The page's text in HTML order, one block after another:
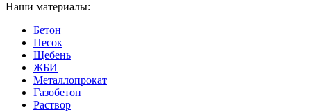
Наши материалы:
Бетон
Песок
Щебень
ЖБИ
Металлопрокат
Газобетон
Раствор